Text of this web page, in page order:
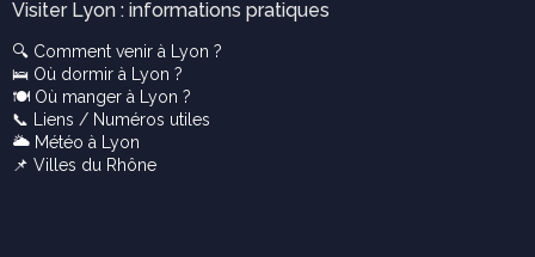
Visiter Lyon : informations pratiques
🔍 Comment venir à Lyon ?
🛌 Où dormir à Lyon ?
🍽️ Où manger à Lyon ?
📞 Liens / Numéros utiles
🌥️ Météo à Lyon
📌 Villes du Rhône